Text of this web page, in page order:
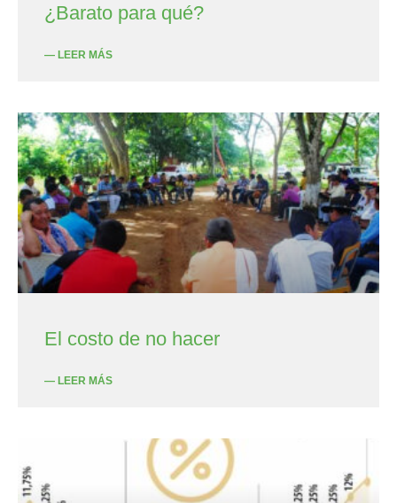
¿Barato para qué?
— LEER MÁS
El costo de no hacer
— LEER MÁS